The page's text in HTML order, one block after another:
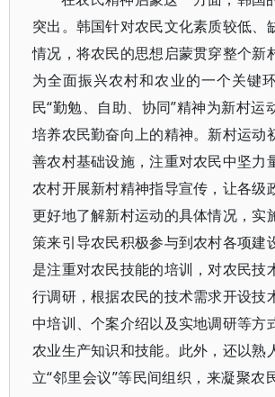
突出。韩国针对农民文化素质较低、
情况，将农民的思想启蒙贯穿整个新
为全面振兴农村和农业的一个关键
民“勤勉、自助、协同”精神为新村运
培养农民勤奋向上的精神。新村运动
善农村基础设施，注重对农民中坚力
农村开展新村精神指导宣传，让各级
更好地了解新村运动的具体情况，实
策来引导农民积极参与到农村各项建
是注重对农民技能的培训，对农民技
行调研，根据农民的技术需求开设技
中培训、个案介绍以及实地调研等方
农业生产知识和技能。此外，还以熟
立“邻里会议”等民间组织，来凝聚农